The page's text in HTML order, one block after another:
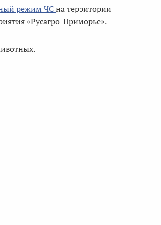
режим ЧСна территории
«Русагро-Приморье».